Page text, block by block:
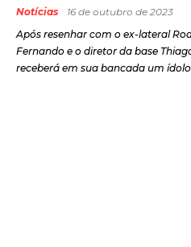
Notícias
16 de outubro de 2023
Após resenhar com o ex-lateral
Fernando e o diretor da base
receberá em sua bancada um